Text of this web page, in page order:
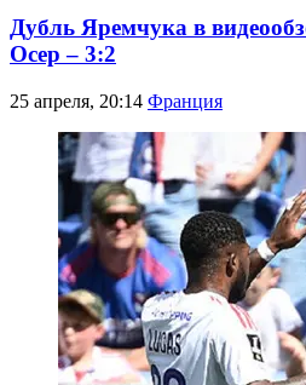
Дубль Яремчука в
Осер – 3:2
25 апреля, 20:14 Франция